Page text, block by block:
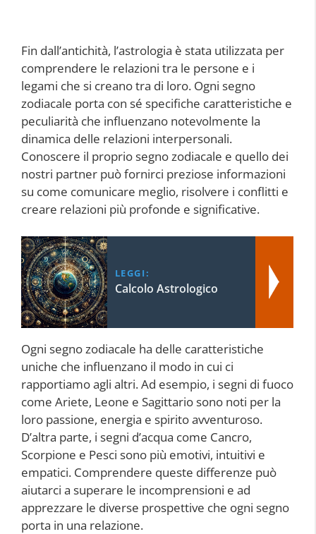
Fin dall’antichità, l’astrologia è stata utilizzata per
comprendere le relazioni tra le persone e i
legami che si creano tra di loro. Ogni segno
zodiacale porta con sé specifiche caratteristiche e
peculiarità che influenzano notevolmente la
dinamica delle relazioni interpersonali.
Conoscere il proprio segno zodiacale e quello dei
nostri partner può fornirci preziose informazioni
su come comunicare meglio, risolvere i conflitti e
creare relazioni più profonde e significative.
LEGGI:
Calcolo Astrologico
Ogni segno zodiacale ha delle caratteristiche
uniche che influenzano il modo in cui ci
rapportiamo agli altri. Ad esempio, i segni di fuoco
come Ariete, Leone e Sagittario sono noti per la
loro passione, energia e spirito avventuroso.
D’altra parte, i segni d’acqua come Cancro,
Scorpione e Pesci sono più emotivi, intuitivi e
empatici. Comprendere queste differenze può
aiutarci a superare le incomprensioni e ad
apprezzare le diverse prospettive che ogni segno
porta in una relazione.